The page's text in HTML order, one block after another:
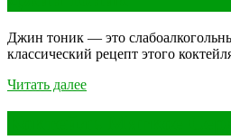
Джин тоник — это
классический рецепт этого
Читать далее